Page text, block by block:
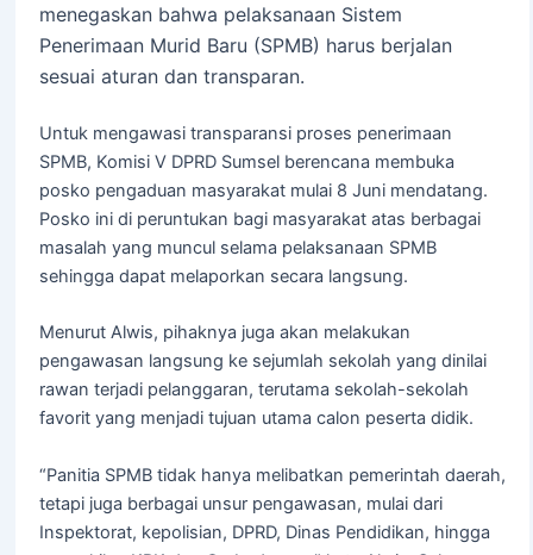
menegaskan bahwa pelaksanaan Sistem
Penerimaan Murid Baru (SPMB) harus berjalan
sesuai aturan dan transparan.
Untuk mengawasi transparansi proses penerimaan
SPMB, Komisi V DPRD Sumsel berencana membuka
posko pengaduan masyarakat mulai 8 Juni mendatang.
Posko ini di peruntukan bagi masyarakat atas berbagai
masalah yang muncul selama pelaksanaan SPMB
sehingga dapat melaporkan secara langsung.
Menurut Alwis, pihaknya juga akan melakukan
pengawasan langsung ke sejumlah sekolah yang dinilai
rawan terjadi pelanggaran, terutama sekolah-sekolah
favorit yang menjadi tujuan utama calon peserta didik.
“Panitia SPMB tidak hanya melibatkan pemerintah daerah,
tetapi juga berbagai unsur pengawasan, mulai dari
Inspektorat, kepolisian, DPRD, Dinas Pendidikan, hingga